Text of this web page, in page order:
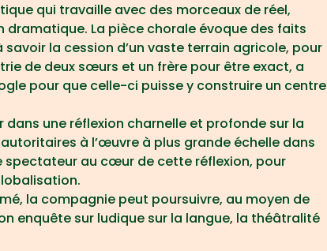
qui travaille avec des morceaux de réel,
La pièce chorale évoque des faits
savoir la cession d’un vaste terrain agricole, pour
de deux sœurs et un frère pour être exact, a
pour que celle-ci puisse y construire un centre
une réflexion charnelle et profonde sur la
à l’œuvre à plus grande échelle dans
spectateur au cœur de cette réflexion, pour
la compagnie peut poursuivre, au moyen de
enquête sur ludique sur la langue, la théâtralité